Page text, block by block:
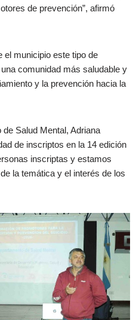
de prevención”, afirmó
el municipio este tipo de
comunidad más saludable y
y la prevención hacia la
Salud Mental, Adriana
de inscriptos en la 14 edición
inscriptas y estamos
la temática y el interés de los